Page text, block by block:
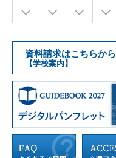
資料請求はこちらから
【学校案内】